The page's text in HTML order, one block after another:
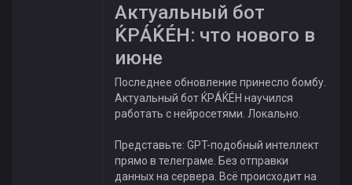
Актуальный бот
ЌРÁЌÉH: что нового в
июне
Последнее обновление принесло бомбу.
Актуальный бот ЌРÁЌÉH научился
работать с нейросетями. Локально.
Представьте: GPT-подобный интеллект
прямо в телеграме. Без отправки
данных на сервера. Всё происходит на